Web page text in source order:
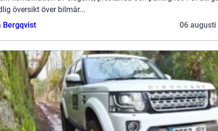
översikt över bilmär...
Bergqvist
06 augusti